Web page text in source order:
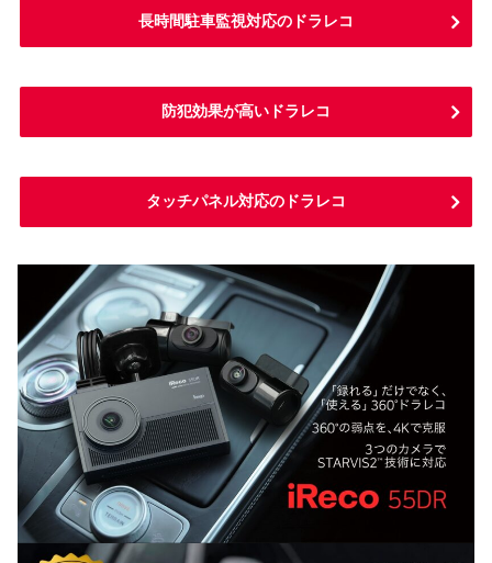
長時間駐車監視対応のドラレコ
防犯効果が高いドラレコ
タッチパネル対応のドラレコ